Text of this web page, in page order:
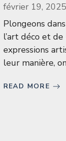
février 19, 2025
Plongeons
l’art déco et
expressions
leur manière,
READ MORE